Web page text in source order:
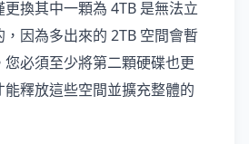
換其中一顆為 4TB 是無法立
因為多出來的 2TB 空間會暫
必須至少將第二顆硬碟也更
能釋放這些空間並擴充整體的